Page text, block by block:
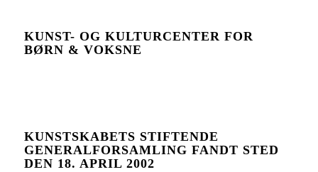
KUNST- OG KULTURCENTER FOR
BØRN & VOKSNE
KUNSTSKABETS STIFTENDE
GENERALFORSAMLING FANDT STED
DEN 18. APRIL 2002